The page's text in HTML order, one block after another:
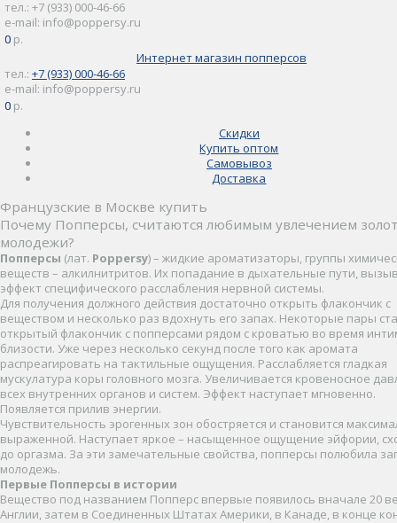
тел.: +7 (933) 000-46-66
e-mail: info@poppersy.ru
0
0 р.
Интернет магазин попперсов
тел.: +7 (933) 000-46-66
e-mail: info@poppersy.ru
0
0 р.
Скидки
Купить оптом
Самовывоз
Доставка
Французские в Москве купить
Почему Попперсы, считаются любимым увлечением
молодежи?
Попперсы (лат. Poppersy) – жидкие ароматизаторы, группы
веществ – алкилнитритов. Их попадание в дыхательные пути,
эффект специфического расслабления нервной системы.
Для получения должного действия достаточно открыть флакончик с
веществом и несколько раз вдохнуть его запах. Некоторые пары
открытый флакончик с попперсами рядом с кроватью во время
близости. Уже через несколько секунд после того как аромата
распреагировать на тактильные ощущения. Расслабляется гладкая
мускулатура коры головного мозга. Увеличивается кровеносное
всех внутренних органов и систем. Эффект наступает мгновенно.
Появляется прилив энергии.
Чувствительность эрогенных зон обостряется и становится
выраженной. Наступает яркое – насыщенное ощущение эйфории,
до оргазма. За эти замечательные свойства, попперсы полюбила
молодежь.
Первые Попперсы в истории
Вещество под названием Попперс впервые появилось вначале 20
Англии, затем в Соединенных Штатах Америки, в Канаде, в конце